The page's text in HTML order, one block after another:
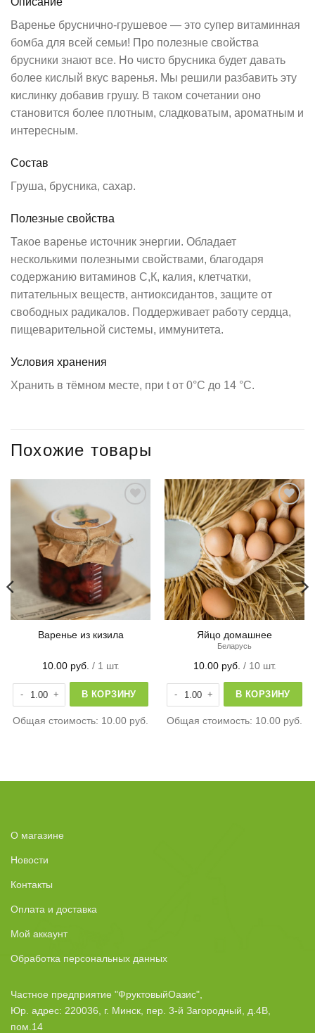
Варенье бруснично-грушевое — это супер витаминная
бомба для всей семьи! Про полезные свойства
брусники знают все. Но чисто брусника будет давать
более кислый вкус варенья. Мы решили разбавить эту
кислинку добавив грушу. В таком сочетании оно
становится более плотным, сладковатым, ароматным и
интересным.
Состав
Груша, брусника, сахар.
Полезные свойства
Такое варенье источник энергии. Обладает
несколькими полезными свойствами, благодаря
содержанию витаминов С,К, калия, клетчатки,
питательных веществ, антиоксидантов, защите от
свободных радикалов. Поддерживает работу сердца,
пищеварительной системы, иммунитета.
Условия хранения
Хранить в тёмном месте, при t от 0°C до 14 °C.
Похожие товары
Варенье из кизила
10.00 руб. / 1 шт.
Количество товара Варенье из кизила
В КОРЗИНУ
Общая стоимость: 10.00 руб.
Яйцо домашнее
Беларусь
10.00 руб. / 10 шт.
Количество товара Яйцо домашнее
В КОРЗИНУ
Общая стоимость: 10.00 руб.
О магазине
Новости
Контакты
Оплата и доставка
Мой аккаунт
Обработка персональных данных
Частное предприятие "ФруктовыйОазис",
Юр. адрес: 220036, г. Минск, пер. 3-й Загородный, д.4В,
пом.14